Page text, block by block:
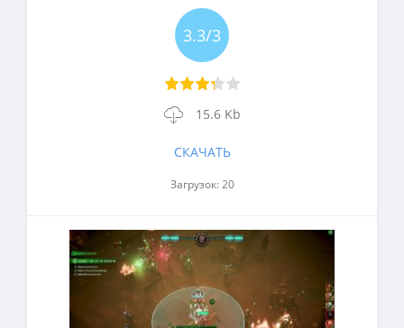
3.3/3
15.6 Kb
СКАЧАТЬ
Загрузок: 20